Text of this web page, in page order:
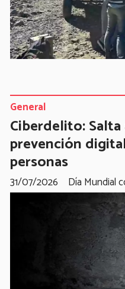
Ciberdelito:
prevención
personas
Día Mundial
General
31/07/2026